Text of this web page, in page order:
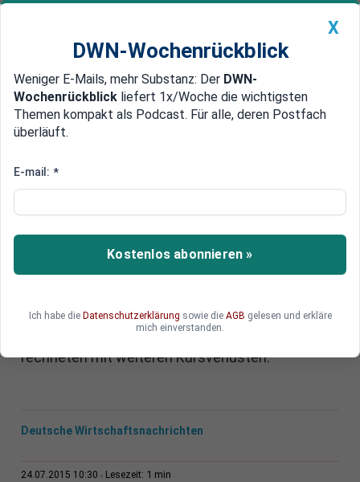
Newsticker MEIN DWN: Geldanlage Premium
Edelmetalle DWN-Magazin China
Minus von mehr als vier Prozent
Goldpreis fällt auf Fünfeinhalb-
Jahres-Tief
Der Goldpreis ist am Freitagmorgen um bis zu 1,2
Monaten ausweisen. Die Stimmung am
rechneten mit weiteren Kursverlusten.
Deutsche Wirtschaftsnachrichten
24.07.2015 10:30 Lesezeit: 1 min
X
DWN-Wochenrückblick
Weniger E-Mails, mehr Substanz: Der DWN-
Wochenrückblick liefert 1x/Woche die wichtigsten
Themen kompakt als Podcast. Für alle, deren Postfach
überläuft.
E-mail: *
Kostenlos abonnieren »
Ich habe die Datenschutzerklärung sowie die AGB gelesen und erkläre
mich einverstanden.